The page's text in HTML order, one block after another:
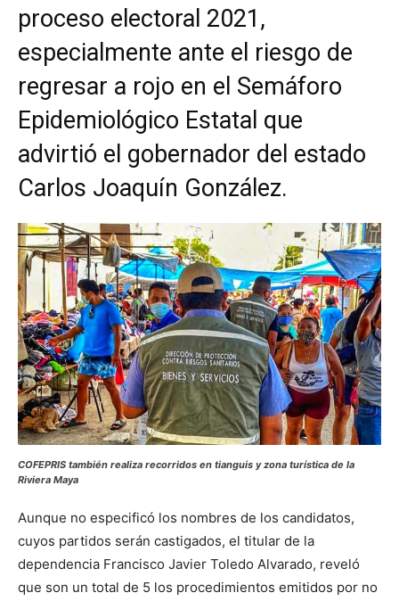
proceso electoral 2021,
especialmente ante el riesgo de
regresar a rojo en el Semáforo
Epidemiológico Estatal que
advirtió el gobernador del estado
Carlos Joaquín González.
COFEPRIS también realiza recorridos en tianguis y zona turística de la
Riviera Maya
Aunque no especificó los nombres de los candidatos,
cuyos partidos serán castigados, el titular de la
dependencia Francisco Javier Toledo Alvarado, reveló
que son un total de 5 los procedimientos emitidos por no